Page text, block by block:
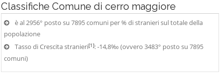
Classifiche Comune di cerro maggiore
è al 2956° posto su 7895 comuni per % di stranieri sul totale della
popolazione
Tasso di Crescita stranieri[1]: -14,8‰ (ovvero 3483° posto su 7895
comuni)